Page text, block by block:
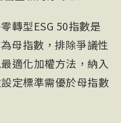
轉型ESG 50指數是
母指數，排除爭議性
適化加權方法，納入
定標準需優於母指數